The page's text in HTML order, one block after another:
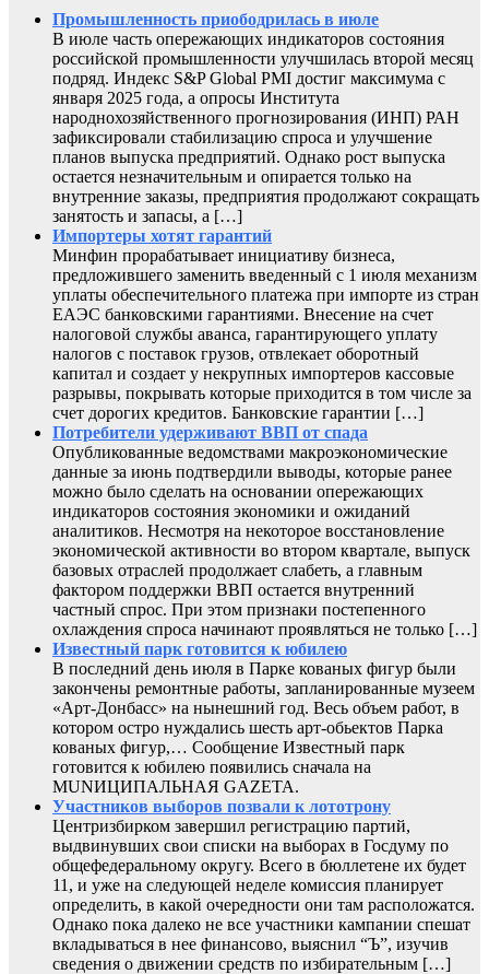
Промышленность приободрилась в июле
В июле часть опережающих индикаторов состояния
российской промышленности улучшилась второй месяц
подряд. Индекс S&P Global PMI достиг максимума с
января 2025 года, а опросы Института
народнохозяйственного прогнозирования (ИНП) РАН
зафиксировали стабилизацию спроса и улучшение
планов выпуска предприятий. Однако рост выпуска
остается незначительным и опирается только на
внутренние заказы, предприятия продолжают сокращать
занятость и запасы, а […]
Импортеры хотят гарантий
Минфин прорабатывает инициативу бизнеса,
предложившего заменить введенный с 1 июля механизм
уплаты обеспечительного платежа при импорте из стран
ЕАЭС банковскими гарантиями. Внесение на счет
налоговой службы аванса, гарантирующего уплату
налогов с поставок грузов, отвлекает оборотный
капитал и создает у некрупных импортеров кассовые
разрывы, покрывать которые приходится в том числе за
счет дорогих кредитов. Банковские гарантии […]
Потребители удерживают ВВП от спада
Опубликованные ведомствами макроэкономические
данные за июнь подтвердили выводы, которые ранее
можно было сделать на основании опережающих
индикаторов состояния экономики и ожиданий
аналитиков. Несмотря на некоторое восстановление
экономической активности во втором квартале, выпуск
базовых отраслей продолжает слабеть, а главным
фактором поддержки ВВП остается внутренний
частный спрос. При этом признаки постепенного
охлаждения спроса начинают проявляться не только […]
Известный парк готовится к юбилею
В последний день июля в Парке кованых фигур были
закончены ремонтные работы, запланированные музеем
«Арт-Донбасс» на нынешний год. Весь объем работ, в
котором остро нуждались шесть арт-обьектов Парка
кованых фигур,… Сообщение Известный парк
готовится к юбилею появились сначала на
MUNИЦИПАЛЬНАЯ GAZЕТА.
Участников выборов позвали к лототрону
Центризбирком завершил регистрацию партий,
выдвинувших свои списки на выборах в Госдуму по
общефедеральному округу. Всего в бюллетене их будет
11, и уже на следующей неделе комиссия планирует
определить, в какой очередности они там расположатся.
Однако пока далеко не все участники кампании спешат
вкладываться в нее финансово, выяснил “Ъ”, изучив
сведения о движении средств по избирательным […]